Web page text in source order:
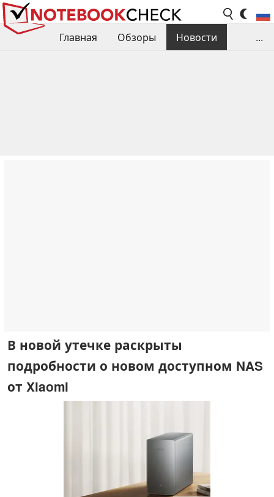
Главная Обзоры
Новости
...
В новой утечке раскрыты
подробности о новом доступном NAS
от Xiaomi